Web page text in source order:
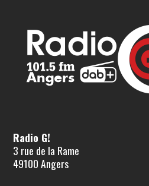
Radio G!
3 rue de la Rame
49100 Angers